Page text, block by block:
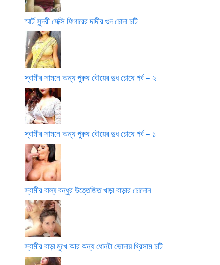
স্মার্ট সুন্দরী সেক্সি ফিগারের দাদীর গুদ চোদা চটি
স্বামীর সামনে অন্য পুরুষ বৌয়ের দুধ চোষে পর্ব – ২
স্বামীর সামনে অন্য পুরুষ বৌয়ের দুধ চোষে পর্ব – ১
স্বামীর বাল্য বন্ধুর উত্তেজিত খাড়া বাড়ার চোদোন
স্বামীর বাড়া মুখে আর অন্য ধোনটা ভোদায় থ্রিসাম চটি